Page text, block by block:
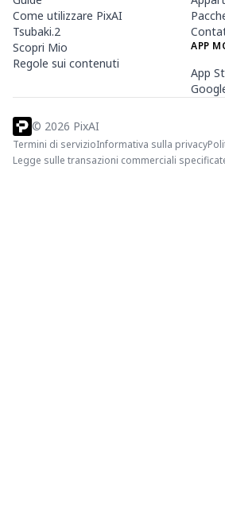
Come utilizzare PixAI
Tsubaki.2
Scopri Mio
Regole sui contenuti
APP
App
© 2026 PixAI
Termini di servizioInformativa sulla privacy
Legge sulle transazioni commerciali